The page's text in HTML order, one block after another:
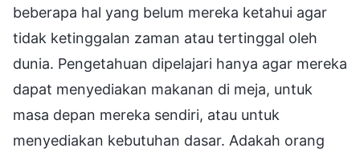
beberapa hal yang belum mereka ketahui agar
tidak ketinggalan zaman atau tertinggal oleh
dunia. Pengetahuan dipelajari hanya agar mereka
dapat menyediakan makanan di meja, untuk
masa depan mereka sendiri, atau untuk
menyediakan kebutuhan dasar. Adakah orang